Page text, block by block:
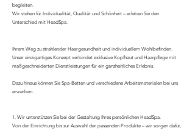
begleiten.
Wir stehen für Individualität, Qualität und Schönheit – erleben Sie den
Unterschied mit HeadSpa.
Ihrem Weg zu strahlender Haargesundheit und individuellem Wohlbefinden.
Unser einzigartiges Konzept verbindet exklusive Kopfhaut und Haarpflege mit
maßgeschneiderten Dienstleistungen für ein ganzheitliches Erlebnis.
Dazu hinaus können Sie Spa-Betten und verschiedene Arbeitsmaterialen bei uns
erwerben.
1. Wir unterstützen Sie bei der Gestaltung Ihres persönlichen HeadSpa.
Von der Einrichtung bis zur Auswahl der passenden Produkte – wir sorgen dafür,